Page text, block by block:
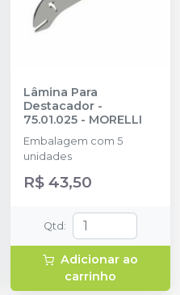
Lâmina Para
Destacador -
75.01.025 - MORELLI
Embalagem com 5
unidades
R$ 43,50
Qtd :
Adicionar ao
carrinho